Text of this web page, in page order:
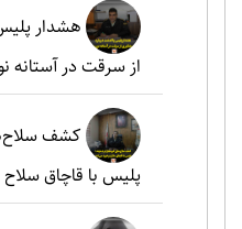
هشدار
از سرقت در آستانه
کشف
پلیس با قاچاق